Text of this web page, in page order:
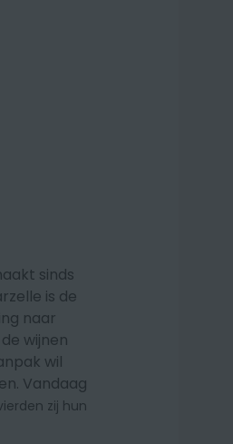
sinds
is de
naar
wijnen
wil
Vandaag
zij hun